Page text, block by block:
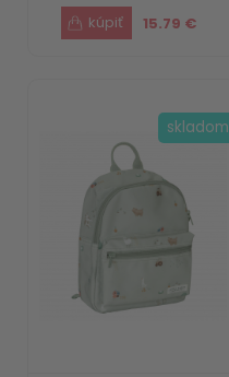
15.79 €
skladom